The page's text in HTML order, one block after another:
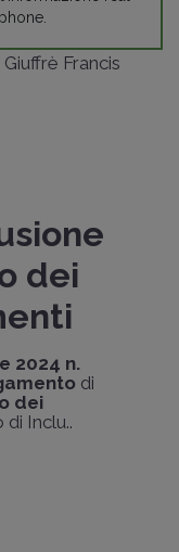
Francis
dei
2024 n.
di
dei
di Inclu..